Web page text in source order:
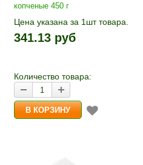
копченые 450 г
Цена указана за 1шт товара.
1шт прибавляется кнопками «+»
и «-». Выберите нужное
341.13 руб
Количество товара: